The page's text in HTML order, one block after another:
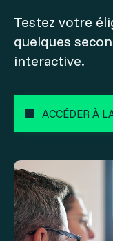
Testez votre
quelques
interactive.
ACCÉDER À